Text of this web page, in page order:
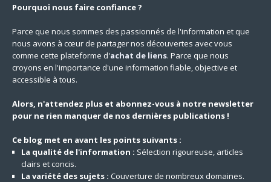
Pourquoi nous faire confiance ?
Parce que nous sommes des passionnés de l'information et que
nous avons à cœur de partager nos découvertes avec vous
comme cette plateforme d'achat de liens. Parce que nous
croyons en l'importance d'une information fiable, objective et
accessible à tous.
Alors, n'attendez plus et abonnez-vous à notre newsletter
pour ne rien manquer de nos dernières publications !
Ce blog met en avant les points suivants :
La qualité de l'information : Sélection rigoureuse, articles
clairs et concis.
La variété des sujets : Couverture de nombreux domaines.